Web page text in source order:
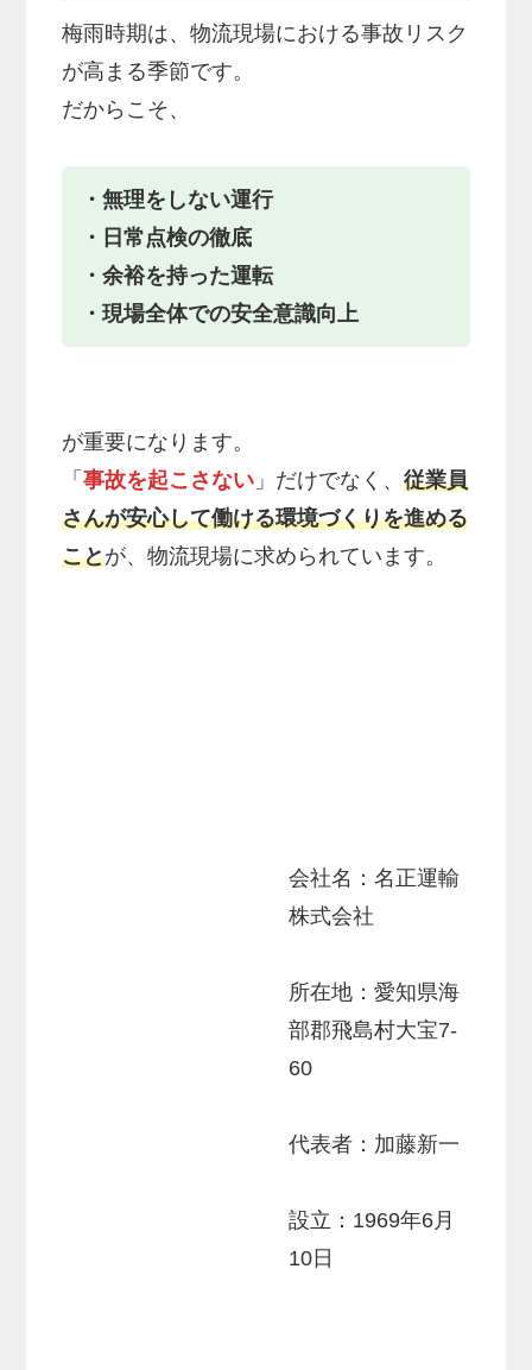
梅雨時期は、物流現場における事故リスク
が高まる季節です。
だからこそ、
・無理をしない運行
・日常点検の徹底
・余裕を持った運転
・現場全体での安全意識向上
が重要になります。
「事故を起こさない 」だけでなく、従業員
さんが安心して働ける環境づくりを進める
ことが、物流現場に求められています。
会社名：名正運輸
株式会社
所在地：愛知県海
部郡飛島村大宝7-
60
代表者：加藤新一
設立：1969年6月
10日